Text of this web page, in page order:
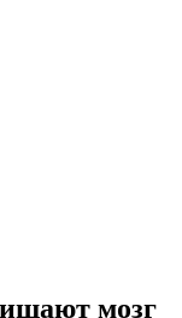
мозг